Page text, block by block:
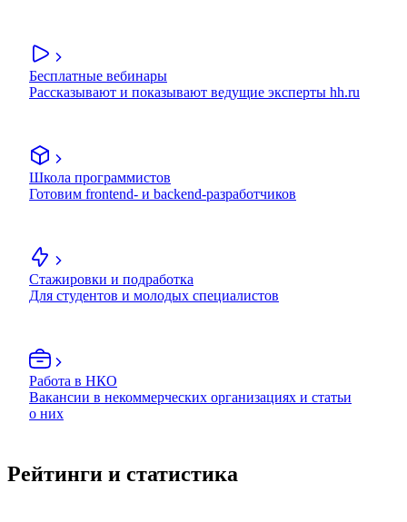
Бесплатные вебинары
Рассказывают и показывают ведущие эксперты hh.ru
Школа программистов
Готовим frontend- и backend-разработчиков
Стажировки и подработка
Для студентов и молодых специалистов
Работа в НКО
Вакансии в некоммерческих организациях и статьи
о них
Рейтинги и статистика